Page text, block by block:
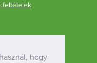
hogy
feltételek